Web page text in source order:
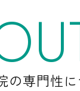
の専門性